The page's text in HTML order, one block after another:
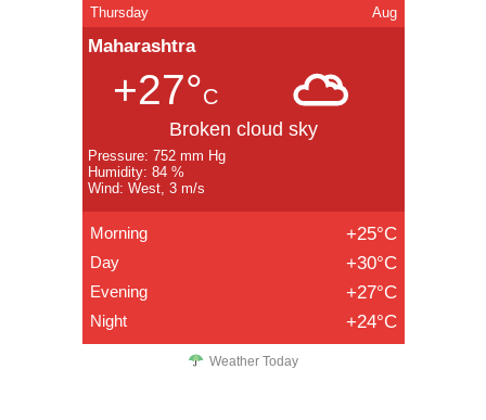
Thursday Aug
Maharashtra
+27°C
Broken cloud sky
Pressure: 752 mm Hg
Humidity: 84 %
Wind: West, 3 m/s
Morning +25°C
Day +30°C
Evening +27°C
Night +24°C
Weather Today